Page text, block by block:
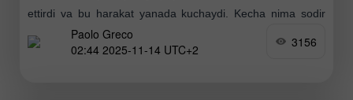
ettirdi va bu harakat yanada kuchaydi. Kecha nima sodir
bo'ldiki, yevro o'sishni tezlashtirdi va dollar pasaydi? Javob
oddiy: AQShdagi shutdown rasmiy ravishda tugadi
Paolo Greco
02:44 2025-11-14 UTC+2
3156